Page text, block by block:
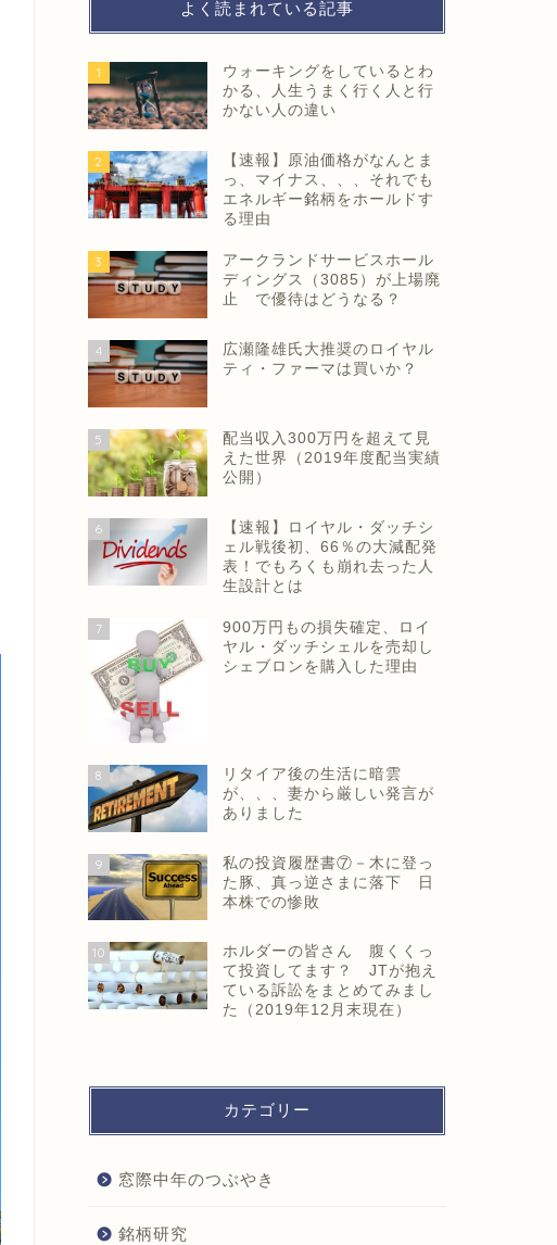
よく読まれている記事
1
ウォーキングをしているとわ
かる、人生うまく行く人と行
かない人の違い
2
【速報】原油価格がなんとま
っ、マイナス、、、それでも
エネルギー銘柄をホールドす
る理由
3
アークランドサービスホール
ディングス（3085）が上場廃
止 で優待はどうなる？
4
広瀬隆雄氏大推奨のロイヤル
ティ・ファーマは買いか？
5
配当収入300万円を超えて見
えた世界（2019年度配当実績
公開）
6
【速報】ロイヤル・ダッチシ
ェル戦後初、66％の大減配発
表！でもろくも崩れ去った人
生設計とは
7
900万円もの損失確定、ロイ
ヤル・ダッチシェルを売却し
シェブロンを購入した理由
8
リタイア後の生活に暗雲
が、、、妻から厳しい発言が
ありました
9
私の投資履歴書⑦－木に登っ
た豚、真っ逆さまに落下 日
本株での惨敗
10
ホルダーの皆さん 腹くくっ
て投資してます？ JTが抱え
ている訴訟をまとめてみまし
た（2019年12月末現在）
カテゴリー
窓際中年のつぶやき
銘柄研究